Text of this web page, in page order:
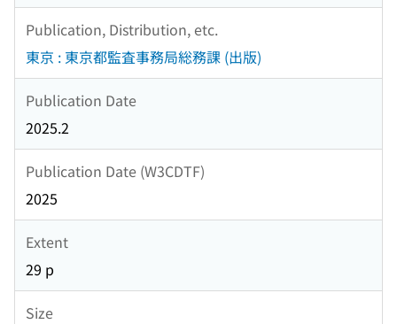
Publication, Distribution, etc.
東京 : 東京都監査事務局総務課 (出版)
Publication Date
2025.2
Publication Date (W3CDTF)
2025
Extent
29 p
Size